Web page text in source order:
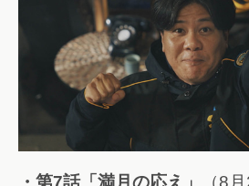
・第7話「満月の応え」
（8